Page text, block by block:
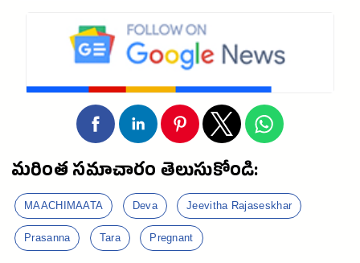
మరింత సమాచారం తెలుసుకోండి:
MAACHIMAATA Deva Jeevitha Rajaseskhar
Prasanna Tara Pregnant